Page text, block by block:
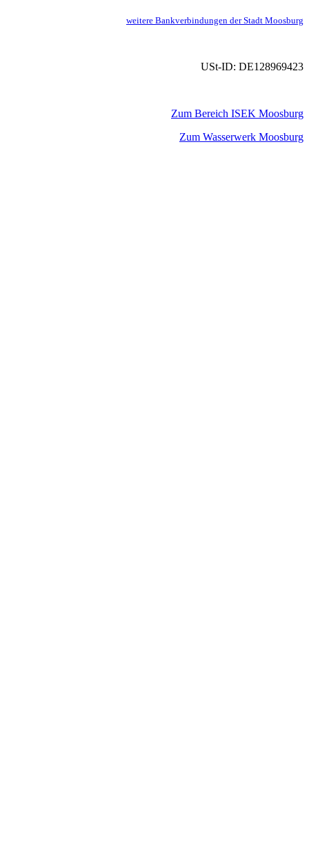
weitere Bankverbindungen der Stadt Moosburg
USt-ID: DE128969423
Zum Bereich ISEK Moosburg
Zum Wasserwerk Moosburg